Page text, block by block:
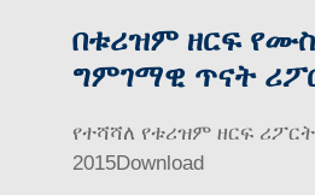
በቱሪዝም ዘርፍ
ግምገማዊ ጥናት
የተሻሻለ የቱሪዝም ዘርፍ ሪፖርት
2015Download